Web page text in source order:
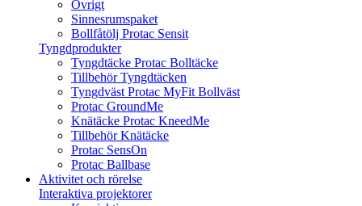
Övrigt
Sinnesrumspaket
Bollfåtölj Protac Sensit
Tyngdprodukter
Tyngdtäcke Protac Bolltäcke
Tillbehör Tyngdtäcken
Tyngdväst Protac MyFit Bollväst
Protac GroundMe
Knätäcke Protac KneedMe
Tillbehör Knätäcke
Protac SensOn
Protac Ballbase
Aktivitet och rörelse
Interaktiva projektorer